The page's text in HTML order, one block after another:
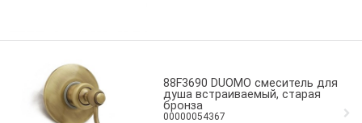
88F3690 DUOMO смеситель для
душа встраиваемый, старая
бронза
00000054367